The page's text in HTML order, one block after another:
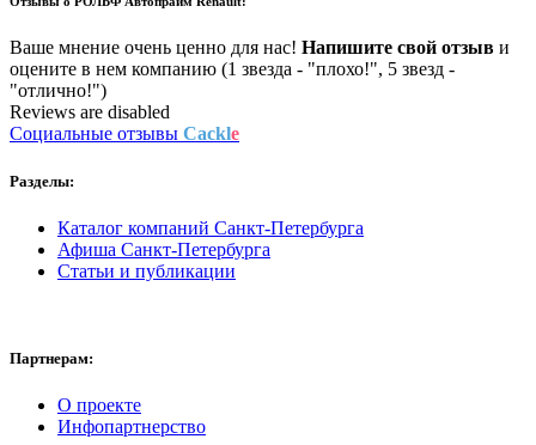
Ваше мнение очень ценно для нас! Напишите свой отзыв и
оцените в нем компанию (1 звезда - "плохо!", 5 звезд -
"отлично!")
Reviews are disabled
Социальные отзывы Cackle
Разделы:
Каталог компаний Санкт-Петербурга
Афиша Санкт-Петербурга
Статьи и публикации
Партнерам:
О проекте
Инфопартнерство